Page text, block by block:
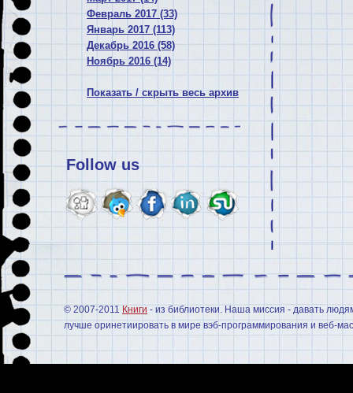
Февраль 2017 (33)
Январь 2017 (113)
Декабрь 2016 (58)
Ноябрь 2016 (14)
Показать / скрыть весь архив
Follow us
© 2007-2011 Книги - из библиотеки. Наша миссия - давать
лучше оринетиировать в мире вэб-программирования и веб-